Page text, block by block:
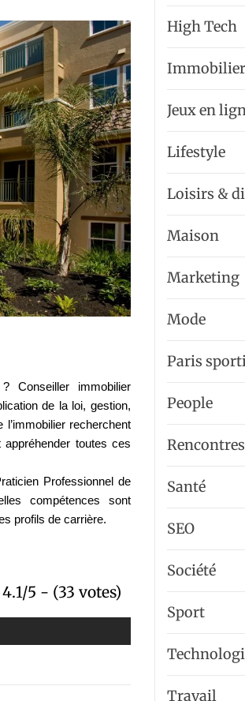
Conseiller immobilier
de la loi, gestion,
recherchent
toutes ces
Professionnel de
compétences sont
profils de carrière.
4.1/5 - (33 votes)
High Tech
Immobilier
Jeux en
Lifestyle
Loisirs &
Maison
Marketing
Mode
Paris
People
Rencontres
Santé
SEO
Société
Sport
Travail